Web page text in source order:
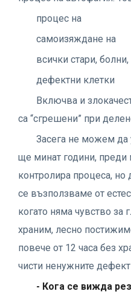
процес на
самоизяждане на
всички стари, болни,
дефектни клетки
Включва и
са “сгрешени” при
Засега не можем да
ще минат години,
контролира процеса,
се възползваме от
когато няма чувство
храним, лесно
повече от 12 часа без
чисти ненужните
- Кога се вижда